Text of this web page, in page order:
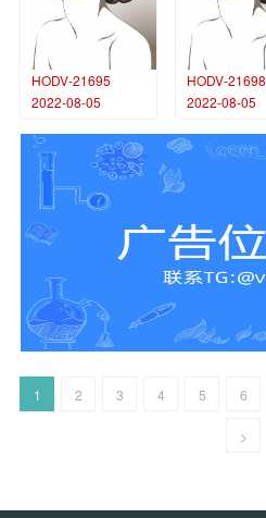
HODV-21695
2022-08-05
HODV-21698
2022-08-05
1 2 3 4 5 6
>